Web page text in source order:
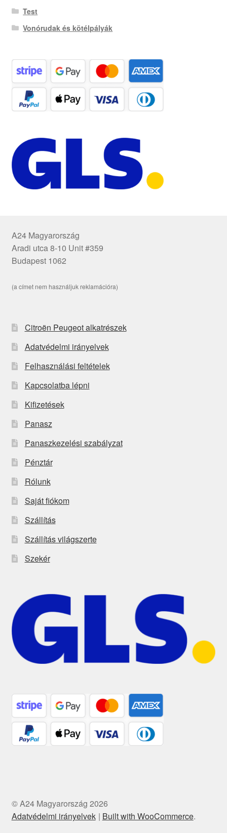
Test
Vonórudak és kötélpályák
A24 Magyarország
Aradi utca 8-10 Unit #359
Budapest 1062
(a címet nem használjuk reklamációra)
Citroën Peugeot alkatrészek
Adatvédelmi irányelvek
Felhasználási feltételek
Kapcsolatba lépni
Kifizetések
Panasz
Panaszkezelési szabályzat
Pénztár
Rólunk
Saját fiókom
Szállítás
Szállítás világszerte
Szekér
© A24 Magyarország 2026
Adatvédelmi irányelvek
Built with WooCommerce.